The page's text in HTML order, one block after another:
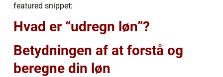
featured snippet:
Hvad er “udregn løn”?
Betydningen af at forstå og
beregne din løn